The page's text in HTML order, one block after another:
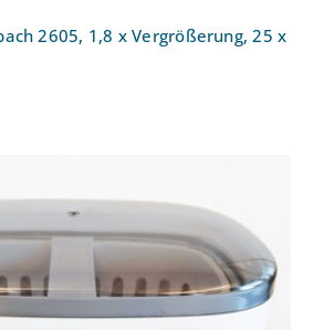
2605, 1,8 x Vergrößerung, 25 x